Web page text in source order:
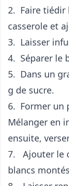
2. Faire tiédir
casserole et
3. Laisser
4. Séparer le
5. Dans un
g de sucre.
6. Former un
Mélanger en
ensuite,
7. Ajouter le
blancs